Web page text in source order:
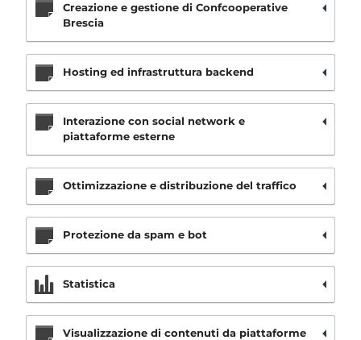
Creazione e gestione di Confcooperative
Brescia
Hosting ed infrastruttura backend
Interazione con social network e
piattaforme esterne
Ottimizzazione e distribuzione del traffico
Protezione da spam e bot
Statistica
Visualizzazione di contenuti da piattaforme